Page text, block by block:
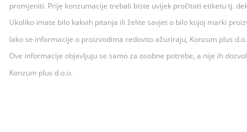
promjeniti. Prije konzumacije trebali biste uvijek pročitati etiketu tj.
Ukoliko imate bilo kakvih pitanja ili želite savjet o bilo kojoj marki
Iako se informacije o proizvodima redovito ažuriraju, Konzum plus
Ove informacije objavljuju se samo za osobne potrebe, a nije ih
Konzum plus d.o.o.